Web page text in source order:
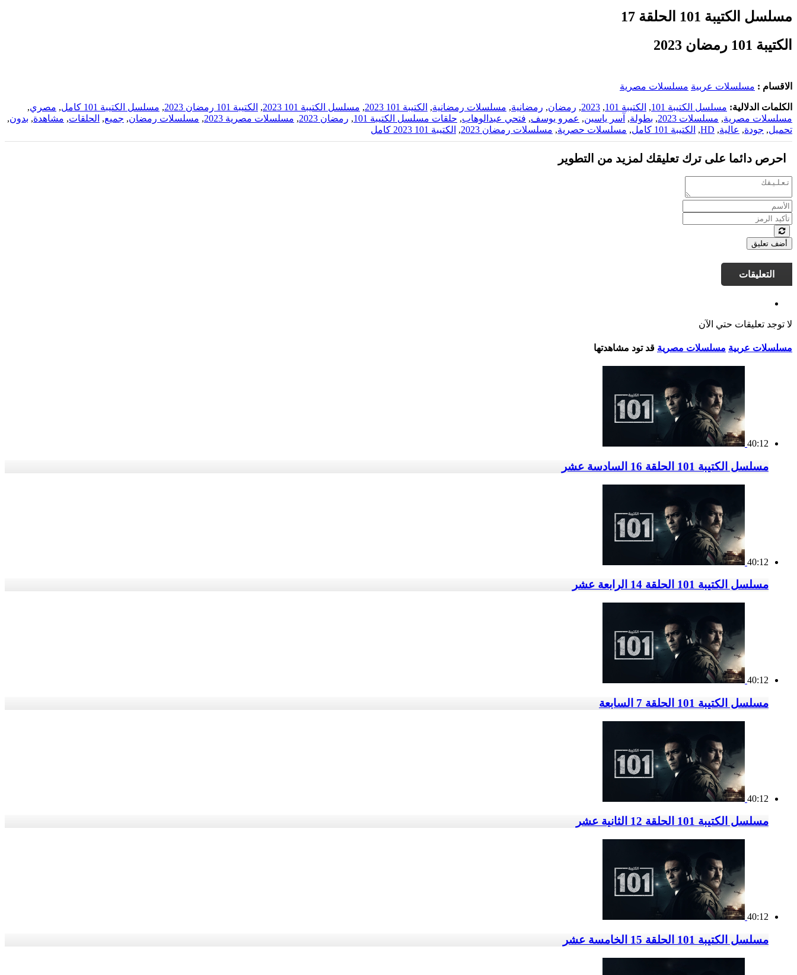
مسلسل الكتيبة 101 الحلقة 17
الكتيبة 101 رمضان 2023
الاقسام : مسلسلات عربية مسلسلات مصرية
الكلمات الدلالية: مسلسل الكتيبة 101 , الكتيبة 101 ,
2023
, رمضان, رمضانية, مسلسلات رمضانية, الكتيبة 101 2023 , مسلسل الكتيبة 101 2023 , الكتيبة 101 رمضان 2023 , مسلسل الكتيبة 101 كامل , مصري,
مسلسلات مصرية, مسلسلات 2023 , بطولة, آسر ياسين, عمرو يوسف, فتحي عبدالوهاب, حلقات مسلسل الكتيبة 101 , رمضان 2023 , مسلسلات مصرية 2023 , مسلسلات رمضان, جميع, الحلقات, مشاهدة, بدون,
تحميل, جودة, عالية,
HD
, الكتيبة 101 كامل , مسلسلات حصرية, مسلسلات رمضان 2023 , الكتيبة 101 2023 كامل
احرص دائما على ترك تعليقك لمزيد من التطوير
أضف تعليق
التعليقات
لا توجد تعليقات حتي الآن
مسلسلات عربية مسلسلات مصرية قد تود مشاهدتها
40:12
مسلسل الكتيبة 101 الحلقة 16 السادسة عشر
40:12
مسلسل الكتيبة 101 الحلقة 14 الرابعة عشر
40:12
مسلسل الكتيبة 101 الحلقة 7 السابعة
40:12
مسلسل الكتيبة 101 الحلقة 12 الثانية عشر
40:12
مسلسل الكتيبة 101 الحلقة 15 الخامسة عشر